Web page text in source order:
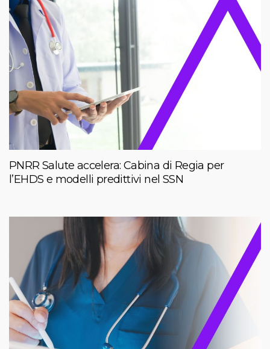
PNRR Salute accelera: Cabina di Regia per
l’EHDS e modelli predittivi nel SSN